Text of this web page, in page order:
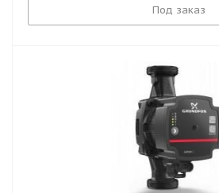
Под заказ